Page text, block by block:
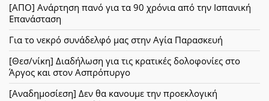
[ΑΠΟ] Ανάρτηση πανό για τα 90 χρόνια από την Ισπανική
Επανάσταση
Για το νεκρό συνάδελφό μας στην Αγία Παρασκευή
[Θεσ/νίκη] Διαδήλωση για τις κρατικές δολοφονίες στο
Άργος και στον Ασπρόπυργο
[Αναδημοσίεση] Δεν θα κανουμε την προεκλογική